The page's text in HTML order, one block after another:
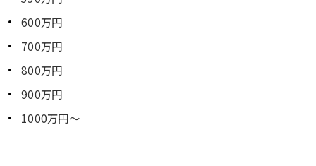
600万円
700万円
800万円
900万円
1000万円～